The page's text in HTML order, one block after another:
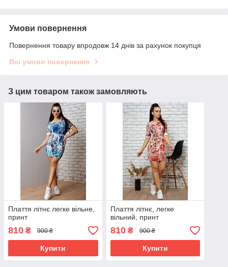
Умови повернення
Повернення товару впродовж 14 днів за рахунок покупця
Всі умови повернення
З цим товаром також замовляють
Плаття літнє легке вільне,
принт
810 ₴ 900 ₴
Купити
Плаття літнє, легке
вільний, принт
810₴ 900 ₴
Купити